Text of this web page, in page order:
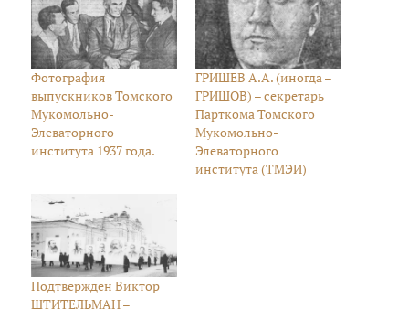
Фотография
выпускников Томского
Мукомольно-
Элеваторного
института 1937 года.
ГРИШЕВ А.А. (иногда –
ГРИШОВ) – секретарь
Парткома Томского
Мукомольно-
Элеваторного
института (ТМЭИ)
Подтвержден Виктор
ШТИТЕЛЬМАН –